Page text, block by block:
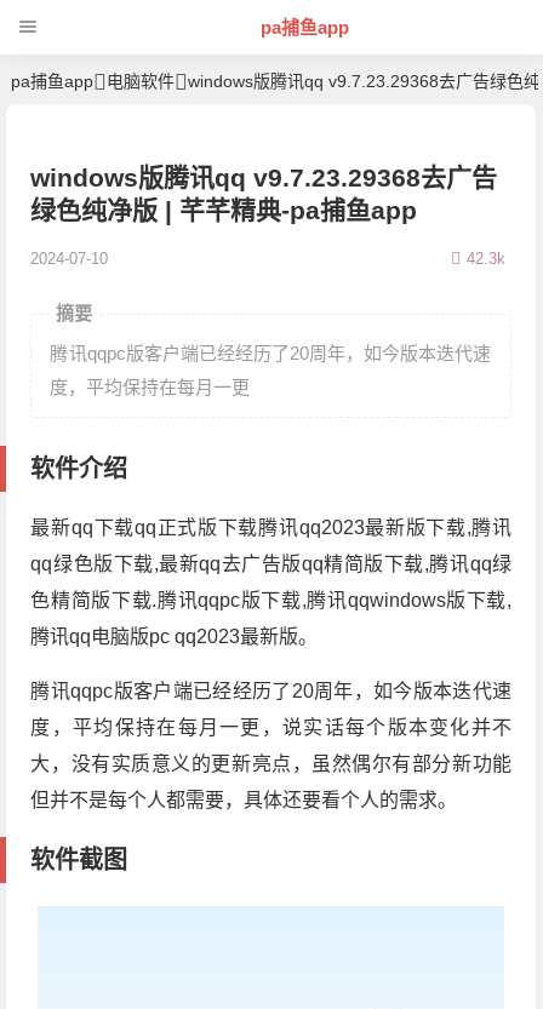
pa捕鱼app
pa捕鱼app 电脑软件 windows版腾讯qq v9.7.23.29368去广告绿色
windows版腾讯qq v9.7.23.29368去广告
绿色纯净版 | 芊芊精典-pa捕鱼app
2024-07-10 42.3k
摘要
腾讯qqpc版客户端已经经历了20周年，如今版本迭代速
度，平均保持在每月一更
软件介绍
最新qq下载qq正式版下载腾讯qq2023最新版下载,腾讯
qq绿色版下载,最新qq去广告版qq精简版下载,腾讯qq绿
色精简版下载.腾讯qqpc版下载,腾讯qqwindows版下载,
腾讯qq电脑版pc qq2023最新版。
腾讯qqpc版客户端已经经历了20周年，如今版本迭代速
度，平均保持在每月一更，说实话每个版本变化并不
大，没有实质意义的更新亮点，虽然偶尔有部分新功能
但并不是每个人都需要，具体还要看个人的需求。
软件截图